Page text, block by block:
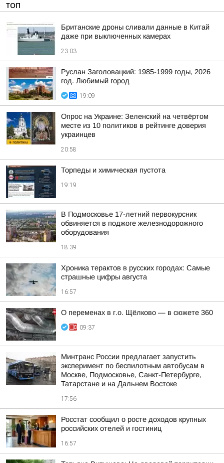
ТОП
Британские дроны сливали данные в Китай
даже при выключенных камерах
23:03
Руслан Заголовацкий: 1985-1999 годы, 2026
год. Любимый город
19:09
Опрос на Украине: Зеленский на четвёртом
месте из 10 политиков в рейтинге доверия
украинцев
20:58
Торпеды и химическая пустота
19:19
В Подмосковье 17-летний первокурсник
обвиняется в поджоге железнодорожного
оборудования
18:39
Хроника терактов в русских городах: Самые
страшные цифры августа
16:57
О переменах в г.о. Щёлково — в сюжете 360
09:37
Минтранс России предлагает запустить
эксперимент по беспилотным автобусам в
Москве, Подмосковье, Санкт-Петербурге,
Татарстане и на Дальнем Востоке
17:56
Росстат сообщил о росте доходов крупных
российских отелей и гостиниц
16:57